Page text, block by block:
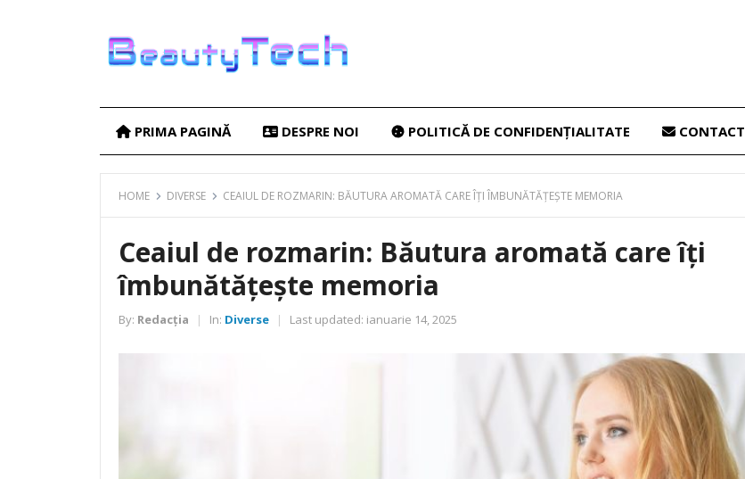
PRIMA PAGINĂ DESPRE NOI POLITICĂ DE CONFIDENȚIALITATE CONTACT
HOME DIVERSE CEAIUL DE ROZMARIN: BĂUTURA AROMATĂ CARE ÎȚI ÎMBUNĂTĂȚEȘTE MEMORIA
Ceaiul de rozmarin: Băutura aromată care îți
îmbunătățește memoria
By: Redacția | In: Diverse | Last updated: ianuarie 14, 2025